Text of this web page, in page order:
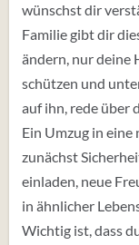
wünschst dir
Familie gibt dir
ändern, nur deine
schützen und
auf ihn, rede über
Ein Umzug in eine
zunächst
einladen, neue
in ähnlicher
Wichtig ist, dass